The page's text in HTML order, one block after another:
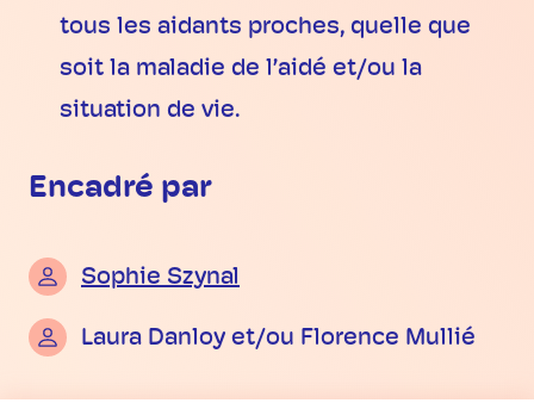
tous les aidants proches, quelle que
soit la maladie de l’aidé et/ou la
situation de vie.
Encadré par
Sophie Szynal
Laura Danloy et/ou Florence Mullié